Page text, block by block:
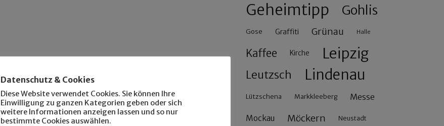
Geheimtipp Gohlis
Gose Graffiti Grünau Halle
Kaffee Kirche Leipzig
Leutzsch Lindenau
Lützschena Markkleeberg Messe
Mockau Möckern Neustadt
Datenschutz & Cookies
Diese Website verwendet Cookies. Sie können Ihre
Einwilligung zu ganzen Kategorien geben oder sich
weitere Informationen anzeigen lassen und so nur
bestimmte Cookies auswählen.